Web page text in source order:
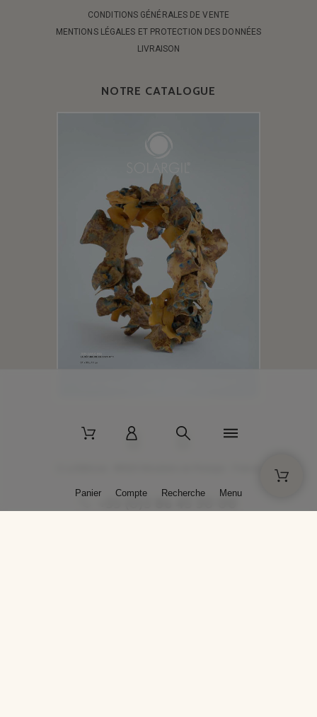
CONDITIONS GÉNÉRALES DE VENTE
MENTIONS LÉGALES ET PROTECTION DES DONNÉES
LIVRAISON
NOTRE CATALOGUE
+33 (0)3 86 45 50 00
Panier Compte Recherche Menu